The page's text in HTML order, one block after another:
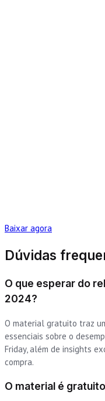
Baixar agora
Dúvidas
O que esperar do
2024?
O material gratuito traz
essenciais sobre o
Friday, além de insights
compra.
O material é